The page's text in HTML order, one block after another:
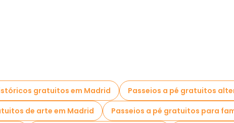
gratuitos em Madrid
Passeios a pé gratuitos
de arte em Madrid
Passeios a pé gratuitos para